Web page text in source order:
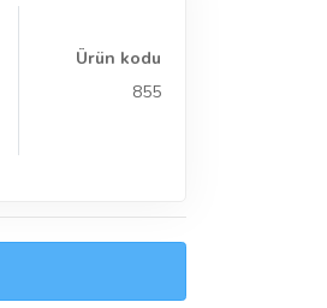
Ürün kodu
855